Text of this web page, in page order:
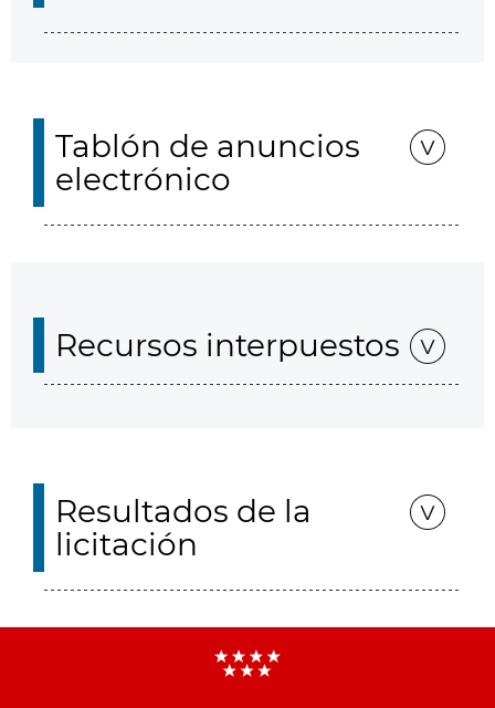
Tablón de anuncios
electrónico
Recursos interpuestos
Resultados de la
licitación